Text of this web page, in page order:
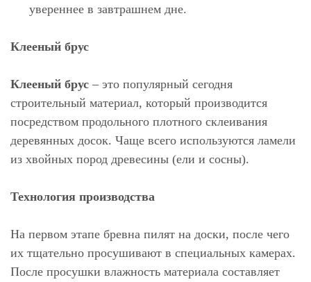
увереннее в завтрашнем дне.
Клееный брус
Клееный брус – это популярный сегодня
строительный материал, который производится
посредством продольного плотного склеивания
деревянных досок. Чаще всего используются ламели
из хвойных пород древесины (ели и сосны).
Технология производства
На первом этапе бревна пилят на доски, после чего
их тщательно просушивают в специальных камерах.
После просушки влажность материала составляет